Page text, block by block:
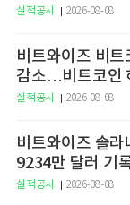
실적공시 2026-08-08
비트와이즈 비
감소…비트코인
실적공시 2026-08-08
비트와이즈 솔
9234만 달러 기
실적공시 2026-08-08